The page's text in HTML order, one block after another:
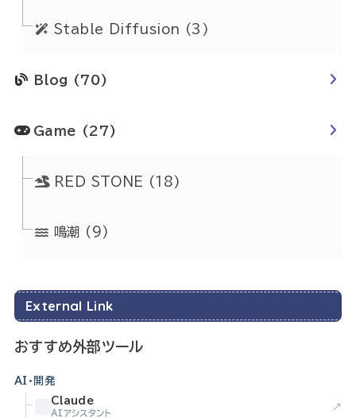
Stable Diffusion (3)
Blog (70)
Game (27)
RED STONE (18)
鳴潮 (9)
External Link
おすすめ外部ツール
AI・開発
Claude
AIアシスタント
↗